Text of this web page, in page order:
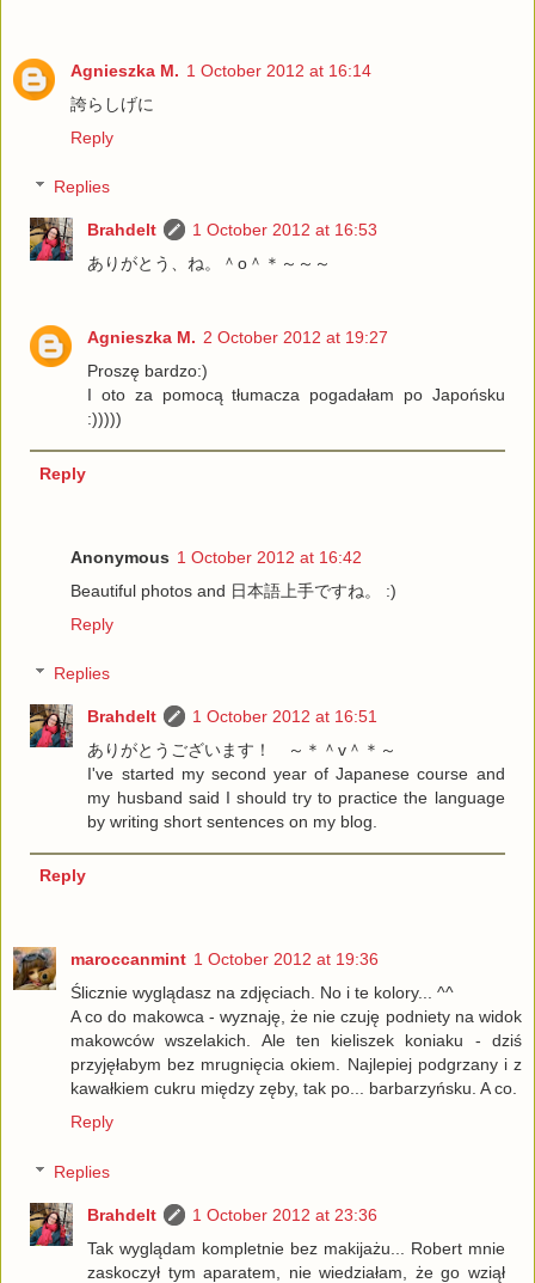
Agnieszka M. 1 October 2012 at 16:14
誇らしげに
Reply
Replies
Brahdelt
1 October 2012 at 16:53
ありがとう、ね。＾o＾＊～～～
Agnieszka M. 2 October 2012 at 19:27
Proszę bardzo:)
I oto za pomocą tłumacza pogadałam po Japońsku
:)))))
Reply
Anonymous 1 October 2012 at 16:42
Beautiful photos and 日本語上手ですね。 :)
Reply
Replies
Brahdelt
1 October 2012 at 16:51
ありがとうございます！ ～＊＾v＾＊～
I've started my second year of Japanese course and
my husband said I should try to practice the language
by writing short sentences on my blog.
Reply
maroccanmint 1 October 2012 at 19:36
Ślicznie wyglądasz na zdjęciach. No i te kolory... ^^
A co do makowca - wyznaję, że nie czuję podniety na widok
makowców wszelakich. Ale ten kieliszek koniaku - dziś
przyjęłabym bez mrugnięcia okiem. Najlepiej podgrzany i z
kawałkiem cukru między zęby, tak po... barbarzyńsku. A co.
Reply
Replies
Brahdelt
1 October 2012 at 23:36
Tak wyglądam kompletnie bez makijażu... Robert mnie
zaskoczył tym aparatem, nie wiedziałam, że go wziął